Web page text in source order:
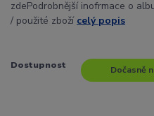
zdePodrobnější inofrmace o
/ použité zboží celý popis
Dostupnost Dočasně